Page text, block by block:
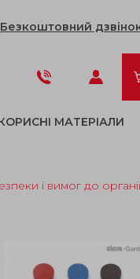
Безкоштовний
МАТЕРІАЛИ
і вимог до